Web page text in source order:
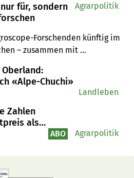
für, sondern
Forschenden künftig im
– zusammen mit
wirtschaftliche
Agrarpolitik
«Alpe-Chuchi»
Landleben
Zahlen
als
ABO Agrarpolitik